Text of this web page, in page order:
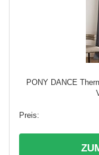
PONY DANCE